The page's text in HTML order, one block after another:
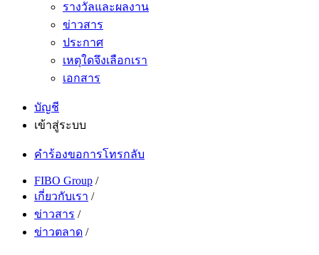
รางวัลและผลงาน
ข่าวสาร
ประกาศ
เหตุใดจึงเลือกเรา
เอกสาร
บัญชี
เข้าสู่ระบบ
คำร้องขอการโทรกลับ
FIBO Group /
เกี่ยวกับเรา /
ข่าวสาร /
ข่าวตลาด /